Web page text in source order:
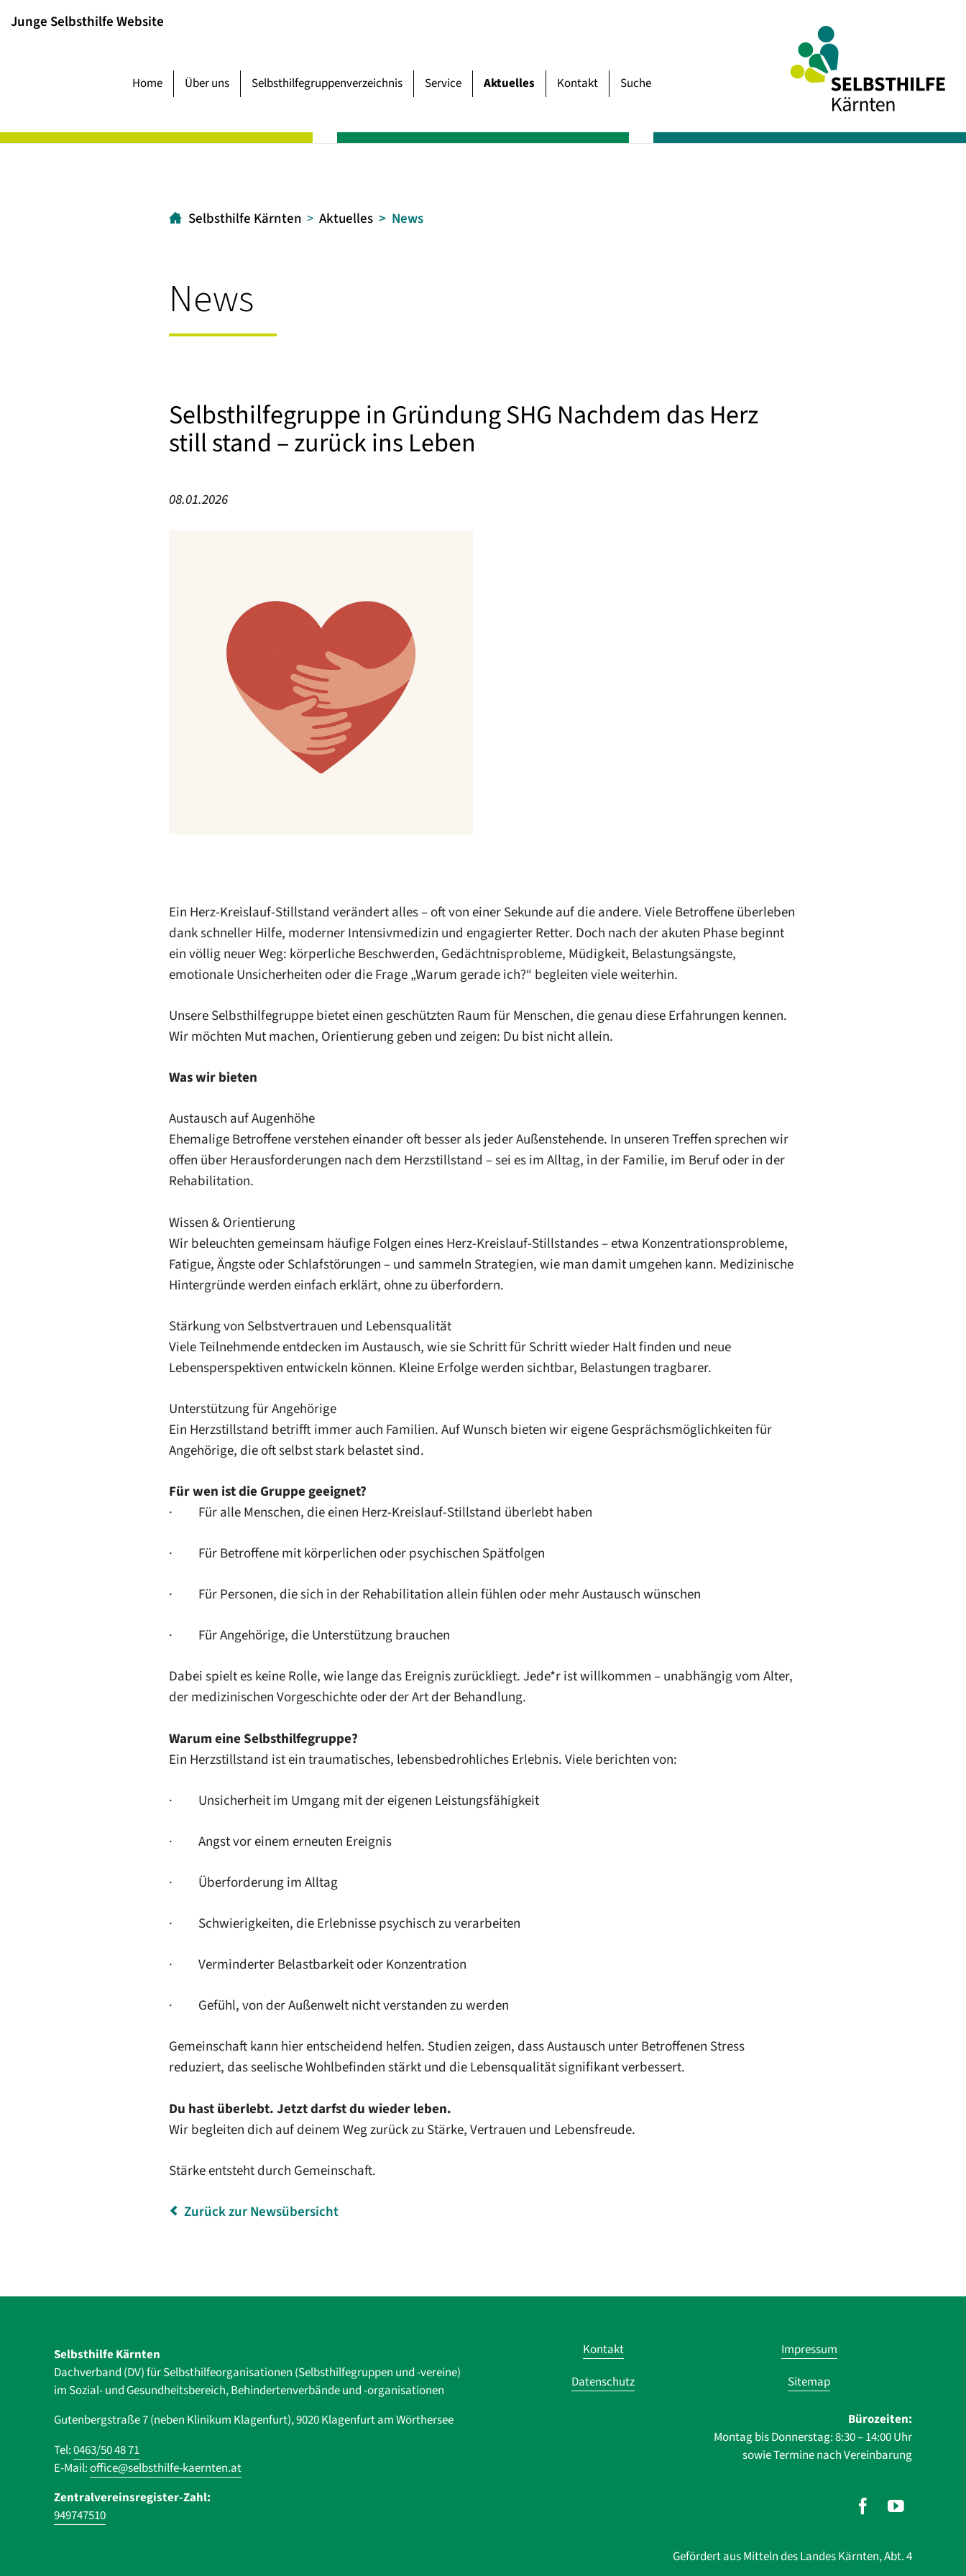
Junge Selbsthilfe Website
Home Über uns Selbsthilfegruppenverzeichnis Service Aktuelles Kontakt Suche
Selbsthilfe Kärnten Aktuelles News
News
Selbsthilfegruppe in Gründung SHG Nachdem das Herz
still stand – zurück ins Leben
08.01.2026
Ein Herz-Kreislauf-Stillstand verändert alles – oft von einer Sekunde auf die andere. Viele Betroffene überleben
dank schneller Hilfe, moderner Intensivmedizin und engagierter Retter. Doch nach der akuten Phase beginnt
ein völlig neuer Weg: körperliche Beschwerden, Gedächtnisprobleme, Müdigkeit, Belastungsängste,
emotionale Unsicherheiten oder die Frage „Warum gerade ich?“ begleiten viele weiterhin.
Unsere Selbsthilfegruppe bietet einen geschützten Raum für Menschen, die genau diese Erfahrungen kennen.
Wir möchten Mut machen, Orientierung geben und zeigen: Du bist nicht allein.
Was wir bieten
Austausch auf Augenhöhe
Ehemalige Betroffene verstehen einander oft besser als jeder Außenstehende. In unseren Treffen sprechen wir
offen über Herausforderungen nach dem Herzstillstand – sei es im Alltag, in der Familie, im Beruf oder in der
Rehabilitation.
Wissen & Orientierung
Wir beleuchten gemeinsam häufige Folgen eines Herz-Kreislauf-Stillstandes – etwa Konzentrationsprobleme,
Fatigue, Ängste oder Schlafstörungen – und sammeln Strategien, wie man damit umgehen kann. Medizinische
Hintergründe werden einfach erklärt, ohne zu überfordern.
Stärkung von Selbstvertrauen und Lebensqualität
Viele Teilnehmende entdecken im Austausch, wie sie Schritt für Schritt wieder Halt finden und neue
Lebensperspektiven entwickeln können. Kleine Erfolge werden sichtbar, Belastungen tragbarer.
Unterstützung für Angehörige
Ein Herzstillstand betrifft immer auch Familien. Auf Wunsch bieten wir eigene Gesprächsmöglichkeiten für
Angehörige, die oft selbst stark belastet sind.
Für wen ist die Gruppe geeignet?
· Für alle Menschen, die einen Herz-Kreislauf-Stillstand überlebt haben
· Für Betroffene mit körperlichen oder psychischen Spätfolgen
· Für Personen, die sich in der Rehabilitation allein fühlen oder mehr Austausch wünschen
· Für Angehörige, die Unterstützung brauchen
Dabei spielt es keine Rolle, wie lange das Ereignis zurückliegt. Jede*r ist willkommen – unabhängig vom Alter,
der medizinischen Vorgeschichte oder der Art der Behandlung.
Warum eine Selbsthilfegruppe?
Ein Herzstillstand ist ein traumatisches, lebensbedrohliches Erlebnis. Viele berichten von:
· Unsicherheit im Umgang mit der eigenen Leistungsfähigkeit
· Angst vor einem erneuten Ereignis
· Überforderung im Alltag
· Schwierigkeiten, die Erlebnisse psychisch zu verarbeiten
· Verminderter Belastbarkeit oder Konzentration
· Gefühl, von der Außenwelt nicht verstanden zu werden
Gemeinschaft kann hier entscheidend helfen. Studien zeigen, dass Austausch unter Betroffenen Stress
reduziert, das seelische Wohlbefinden stärkt und die Lebensqualität signifikant verbessert.
Du hast überlebt. Jetzt darfst du wieder leben.
Wir begleiten dich auf deinem Weg zurück zu Stärke, Vertrauen und Lebensfreude.
Stärke entsteht durch Gemeinschaft.
Zurück zur Newsübersicht
Selbsthilfe Kärnten
Dachverband (DV) für Selbsthilfe­organisationen (Selbsthilfegruppen und -vereine)
im Sozial- und Gesundheits­bereich, ­Behindertenverbände und ­-organisationen
Gutenbergstraße 7 (neben Klinikum Klagenfurt), 9020 Klagenfurt am Wörthersee
Tel:0463/50 48 71
E-Mail:office@selbsthilfe-kaernten.at
Zentralvereinsregister-Zahl:
949747510
Kontakt
Impressum
Datenschutz
Sitemap
Bürozeiten:
Montag bis Donnerstag: 8:30 – 14:00 Uhr
sowie Termine nach Vereinbarung
Gefördert aus Mitteln des Landes Kärnten, Abt. 4